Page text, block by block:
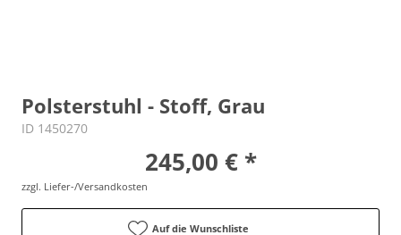
Polsterstuhl - Stoff, Grau
ID 1450270
245,00 € *
zzgl. Liefer-/Versandkosten
Auf die Wunschliste